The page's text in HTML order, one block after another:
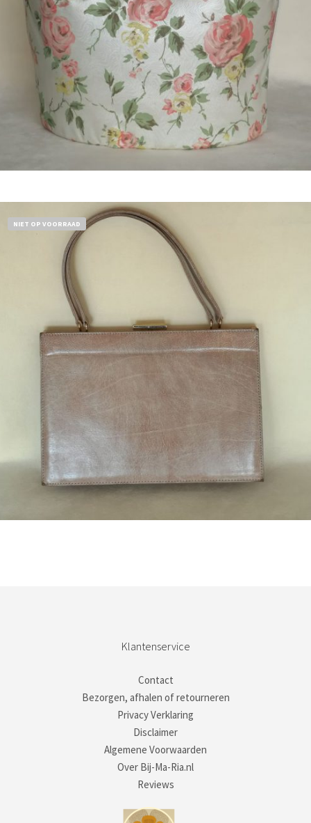
NIET OP VOORRAAD
Klantenservice
Contact
Bezorgen, afhalen of retourneren
Privacy Verklaring
Disclaimer
Algemene Voorwaarden
Over Bij-Ma-Ria.nl
Reviews